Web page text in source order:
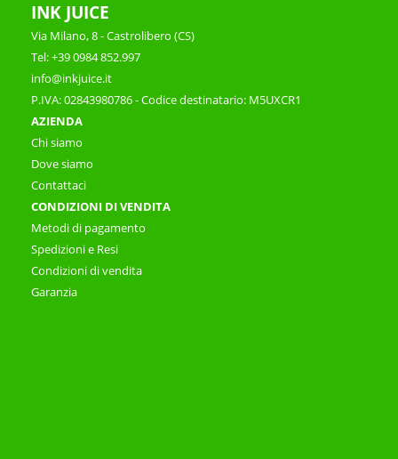
INK JUICE
Via Milano, 8 - Castrolibero (CS)
Tel: +39 0984 852.997
info@inkjuice.it
P.IVA: 02843980786 - Codice destinatario: M5UXCR1
AZIENDA
Chi siamo
Dove siamo
Contattaci
CONDIZIONI DI VENDITA
Metodi di pagamento
Spedizioni e Resi
Condizioni di vendita
Garanzia